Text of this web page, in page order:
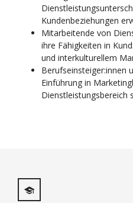
Kundenbeziehungen
Mitarbeitende von
ihre Fähigkeiten in
und interkulturellem
Berufseinsteiger:innen
Einführung in
Dienstleistungsbereich